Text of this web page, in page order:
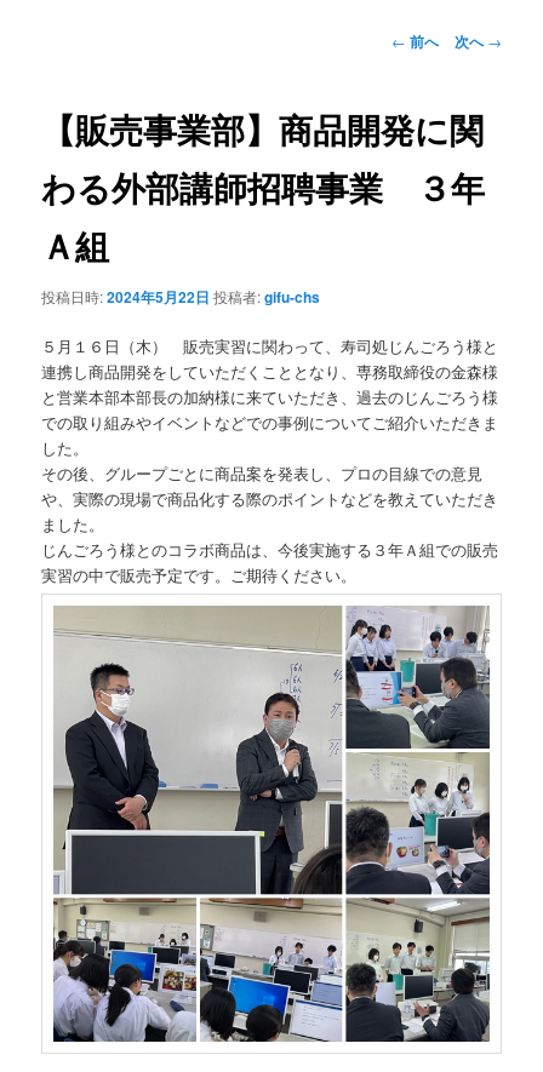
ン
ツ
へ
移
動
投
ビ
ゲ
← 前へ 次へ→
【販売事業部】商品開発に関
わる外部講師招聘事業 ３年
Ａ組
投稿日時:2024年5月22日 投稿者:gifu-chs
５月１６日（木） 販売実習に関わって、寿司処じんごろう様と
連携し商品開発をしていただくこととなり、専務取締役の金森様
と営業本部本部長の加納様に来ていただき、過去のじんごろう様
での取り組みやイベントなどでの事例についてご紹介いただきま
した。
その後、グループごとに商品案を発表し、プロの目線での意見
や、実際の現場で商品化する際のポイントなどを教えていただき
ました。
じんごろう様とのコラボ商品は、今後実施する３年Ａ組での販売
実習の中で販売予定です。ご期待ください。